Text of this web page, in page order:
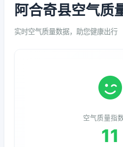
阿合奇县空气质
实时空气质量数据，助您健康出行
空气质量指
11